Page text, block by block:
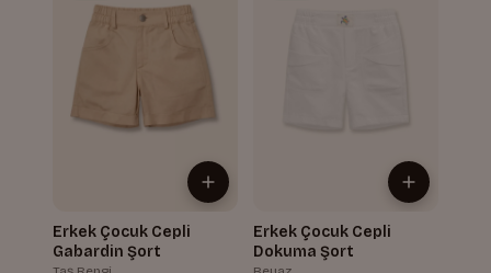
Erkek Çocuk Cepli
Gabardin Şort
Erkek Çocuk Cepli
Dokuma Şort